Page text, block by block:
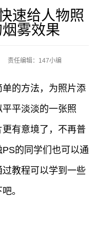
速给人物照
雾效果
责任编辑：147小编
的方法，为照片添
平淡淡的一张照
有意境了，不再普
的同学们也可以通
教程可以学到一些
。